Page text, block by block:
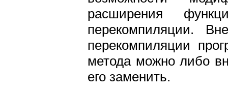
расширения
перекомпиляции.
перекомпиляции
метода можно либо
его заменить.